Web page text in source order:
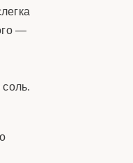
—